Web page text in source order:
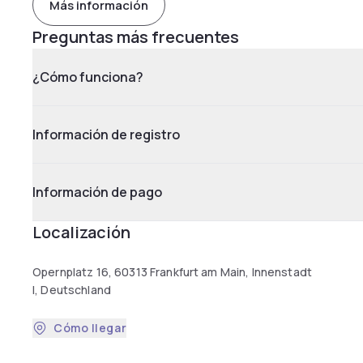
Más información
Preguntas más frecuentes
¿Cómo funciona?
Información de registro
Información de pago
Localización
Opernplatz 16, 60313 Frankfurt am Main, Innenstadt
I, Deutschland
Cómo llegar